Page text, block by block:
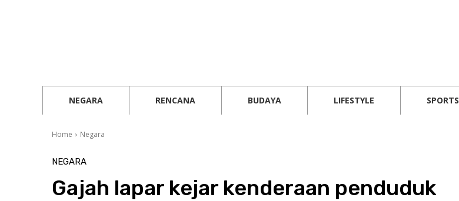
NEGARA RENCANA BUDAYA LIFESTYLE SPORTS
Home Negara
NEGARA
Gajah lapar kejar kenderaan penduduk